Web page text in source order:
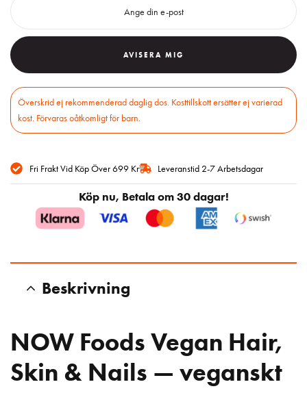
AVISERA MIG
Fri Frakt Vid Köp Över 699 Kr Leveranstid 2-7 Arbetsdagar
Köp nu, Betala om 30 dagar!
Beskrivning
NOW Foods Vegan Hair,
Skin & Nails — veganskt